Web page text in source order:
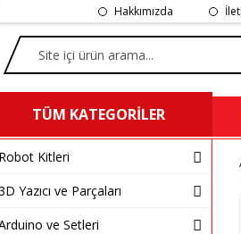
Hakkımızda
TÜM KATEGORİLER
Robot Kitleri
Yazıcı ve Parçaları
ve Setleri